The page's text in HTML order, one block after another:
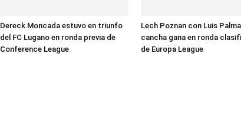
Dereck Moncada estuvo en triunfo
del FC Lugano en ronda previa de
Conference League
Lech Poznan con Luis
cancha gana en ronda
de Europa League